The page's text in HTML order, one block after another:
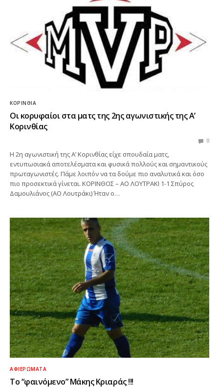
ΚΟΡΙΝΘΊΑ
Οι κορυφαίοι στα ματς της 2ης αγωνιστικής της Α’
Κορινθίας
0
Η 2η αγωνιστική της Α’ Κορινθίας είχε σπουδαία ματς,
εντυπωσιακά αποτελέσματα και φυσικά πολλούς και σημαντικούς
πρωταγωνιστές. Πάμε λοιπόν να τα δούμε πιο αναλυτικά και όσο
πιο προσεκτικά γίνεται. ΚΟΡΙΝΘΟΣ – ΑΟ ΛΟΥΤΡΑΚΙ 1-1 Σπύρος
Δαμουλιάνος (ΑΟ Λουτράκι) Ήταν ο…
ΑΦΙΕΡΏΜΑΤΑ
Το “φαινόμενο” Μάκης Κριαράς !!!